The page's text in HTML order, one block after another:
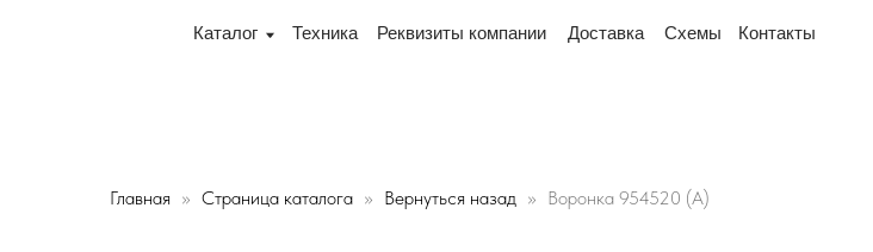
Каталог Техника Реквизиты компании Доставка Схемы Контакты
Промышленный 16, офис № 15 2-й этаж, склад рядом "Мы переехали! Офис и
Главная Страница каталога Вернуться назад Воронка 954520 (А)